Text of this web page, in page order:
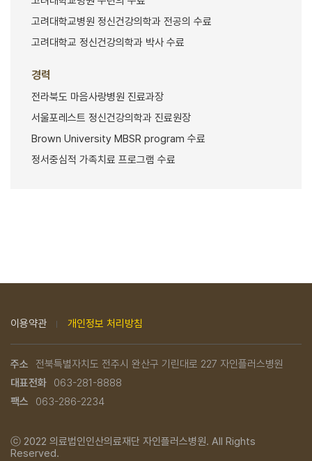
고려대학교병원 정신건강의학과 전공의 수료
고려대학교 정신건강의학과 박사 수료
경력
전라북도 마음사랑병원 진료과장
서울포레스트 정신건강의학과 진료원장
Brown University MBSR program 수료
정서중심적 가족치료 프로그램 수료
이용약관 개인정보 처리방침
주소
전북특별자치도 전주시 완산구 기린대로 227 자인플러스병원
대표전화
063-281-8888
팩스
063-286-2234
ⓒ 2022 의료법인인산의료재단 자인플러스병원. All Rights
Reserved.